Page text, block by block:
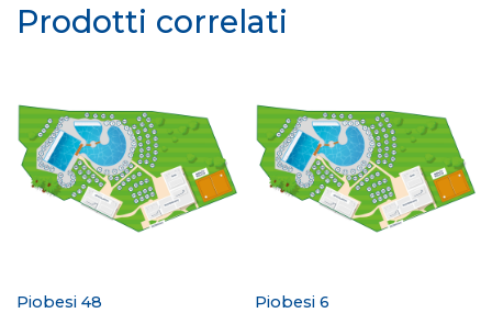
Prodotti correlati
Piobesi 48 Piobesi 6